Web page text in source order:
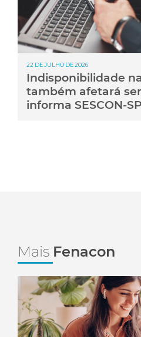
22 DE JULHO DE 2026
Indisponibilidade
também afetará
informa SESCON-SP
Mais Fenacon